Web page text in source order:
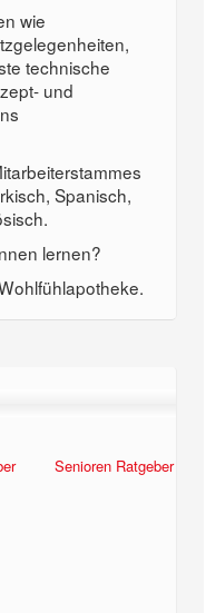
wie
technische
und
Spanisch,
lernen?